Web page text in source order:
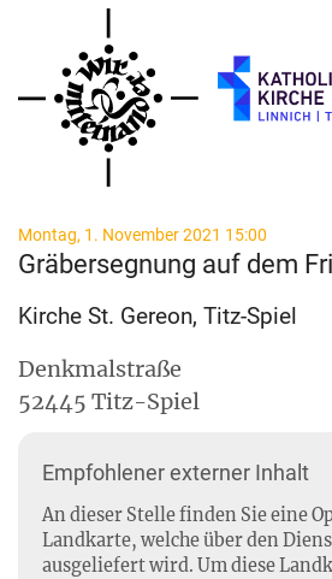
Zum Inhalt springen
Montag, 1. November 2021 15:00
Gräbersegnung auf dem
Kirche St. Gereon, Titz-Spiel
Denkmalstraße
52445 Titz-Spiel
Empfohlener externer Inhalt
An dieser Stelle finden Sie eine
Landkarte, welche über den
ausgeliefert wird. Um diese